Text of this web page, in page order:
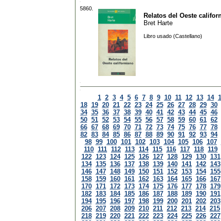
5860.
Relatos del Oeste
Bret Harte
Libro usado (Castellano)
1 2 3 4 5 6 7 8 9 10 11 12 13 14
18 19 20 21 22 23 24 25 26 27 28 29 30
34 35 36 37 38 39 40 41 42 43 44 45 46
50 51 52 53 54 55 56 57 58 59 60 61 62
66 67 68 69 70 71 72 73 74 75 76 77 78
82 83 84 85 86 87 88 89 90 91 92 93 94
98 99 100 101 102 103 104 105 106 107
110 111 112 113 114 115 116 117 118 119
122 123 124 125 126 127 128 129 130 131
134 135 136 137 138 139 140 141 142 143
146 147 148 149 150 151 152 153 154 155
158 159 160 161 162 163 164 165 166 167
170 171 172 173 174 175 176 177 178 179
182 183 184 185 186 187 188 189 190 191
194 195 196 197 198 199 200 201 202 203
206 207 208 209 210 211 212 213 214 215
218 219 220 221 222 223 224 225 226 227